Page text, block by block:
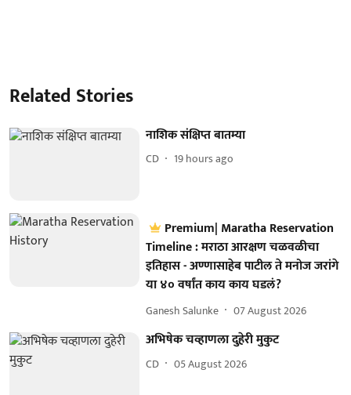
Related Stories
नाशिक संक्षिप्त बातम्या
CD 19 hours ago
Premium| Maratha Reservation
Timeline : मराठा आरक्षण चळवळीचा
इतिहास - अण्णासाहेब पाटील ते मनोज जरांगे
या ४० वर्षांत काय काय घडलं?
Ganesh Salunke 07 August 2026
अभिषेक चव्हाणला दुहेरी मुकुट
CD 05 August 2026